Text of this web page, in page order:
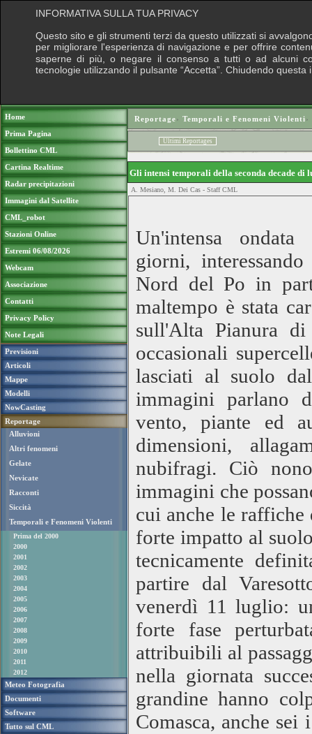
Home
Prima Pagina
Bollettino CML
Cartina Realtime
Radar precipitazioni
Immagini dal Satellite
CML_robot
Stazioni Online
Estremi 06/08/2026
Webcam
Associazione
Contatti
Privacy Policy
Note Legali
Previsioni
Articoli
Mappe
Modelli
NowCasting
Reportage
Alluvioni
Altri fenomeni
Gelate
Nevicate
Racconti
Siccità
Temporali e Fenomeni Violenti
Prima del 2000
2000
2001
2002
2003
2004
2005
2006
2007
2008
2009
2010
2011
2012
Meteo Fotografia
Documenti
Software
Tutto sul CML
Reportage› Temporali e Fenomeni Violenti›
Ultimi Reportages
Gli intensi temporali della seconda decade
A. Mesiano, M. Dei Cas - Staff CML
Un'intensa
giorni,
Nord del Po in
maltempo è stata
sull'Alta Pianura
occasionali
lasciati al suolo
immagini parlano
vento, piante ed
dimensioni,
nubifragi. Ciò
immagini che
cui anche le
forte impatto al
tecnicamente
partire dal
venerdì 11 luglio:
forte fase
attribuibili al
nella giornata
grandine hanno
Comasca, anche
INFORMATIVA SULLA TUA PRIVACY
Questo sito e gli strumenti terzi da questo utilizzati si
per migliorare l'esperienza di navigazione e per offrire
saperne di più, o negare il consenso a tutti o ad alcuni
tecnologie utilizzando il pulsante “Accetta”. Chiudendo